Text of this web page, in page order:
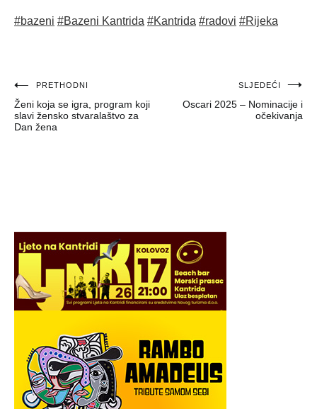
#bazeni #Bazeni Kantrida #Kantrida #radovi #Rijeka
Navigacija
objava
PRETHODNI
Ženi koja se igra, program koji
slavi žensko stvaralaštvo za
Dan žena
SLJEDEĆI
Oscari 2025 – Nominacije i
očekivanja